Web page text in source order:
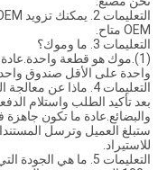
التعليمات 2. يمكنك تزويد OEM؟
OEM متاح.
التعليمات 3. ما وموك؟
(1).موك هو قطعة
واحدة على الأقل صندوق واحد.
التعليمات 4. ماذا عن معالجة الطلب والمهلة؟
بعد تأكيد الطلب واستلام
ستبلغ العميل وترسل
للاستيراد.
التعليمات 5. ما هي الجودة التي سيتم ضمانها؟